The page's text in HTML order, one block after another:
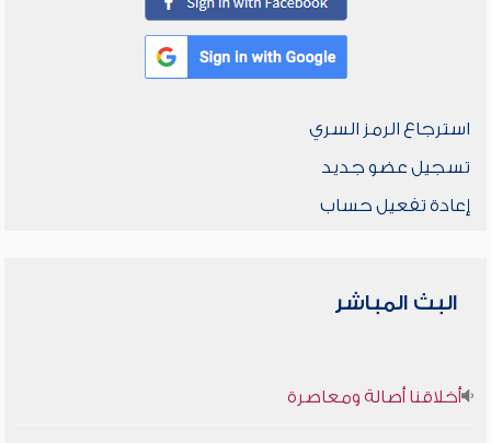
استرجاع الرمز السري
تسجيل عضو جديد
إعادة تفعيل حساب
البث المباشر
أخلاقنا أصالة ومعاصرة